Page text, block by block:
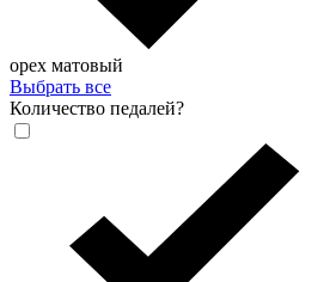
орех матовый
Выбрать все
Количество педалей?